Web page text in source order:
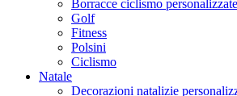
Borracce ciclismo personalizzate
Golf
Fitness
Polsini
Ciclismo
Natale
Decorazioni natalizie